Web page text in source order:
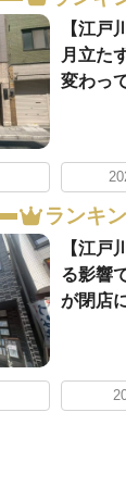
【江戸
月立た
変わっ
ランキ
【江戸
る影響
が閉店